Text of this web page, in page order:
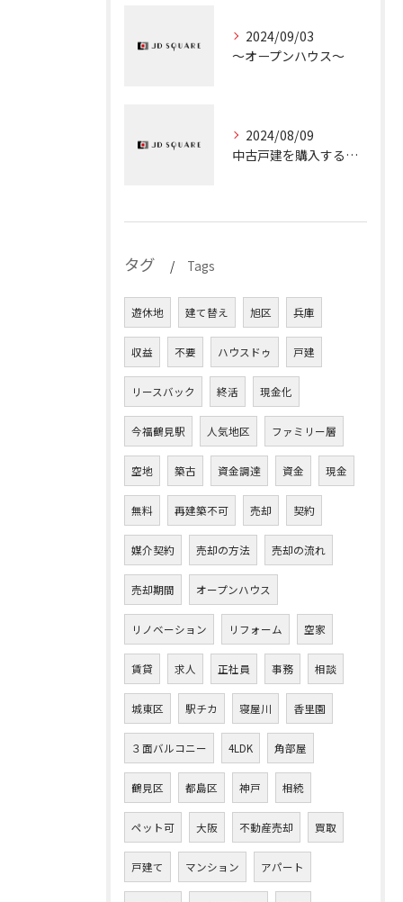
2024/09/03
～オープンハウス～
2024/08/09
中古戸建を購入するときのチェックポイント①『接道義務』
タグ Tags
遊休地 建て替え 旭区 兵庫
収益 不要 ハウスドゥ 戸建
リースバック 終活 現金化
今福鶴見駅 人気地区 ファミリー層
空地 築古 資金調達 資金 現金
無料 再建築不可 売却 契約
媒介契約 売却の方法 売却の流れ
売却期間 オープンハウス
リノベーション リフォーム 空家
賃貸 求人 正社員 事務 相談
城東区 駅チカ 寝屋川 香里園
３面バルコニー 4LDK 角部屋
鶴見区 都島区 神戸 相続
ペット可 大阪 不動産売却 買取
戸建て マンション アパート